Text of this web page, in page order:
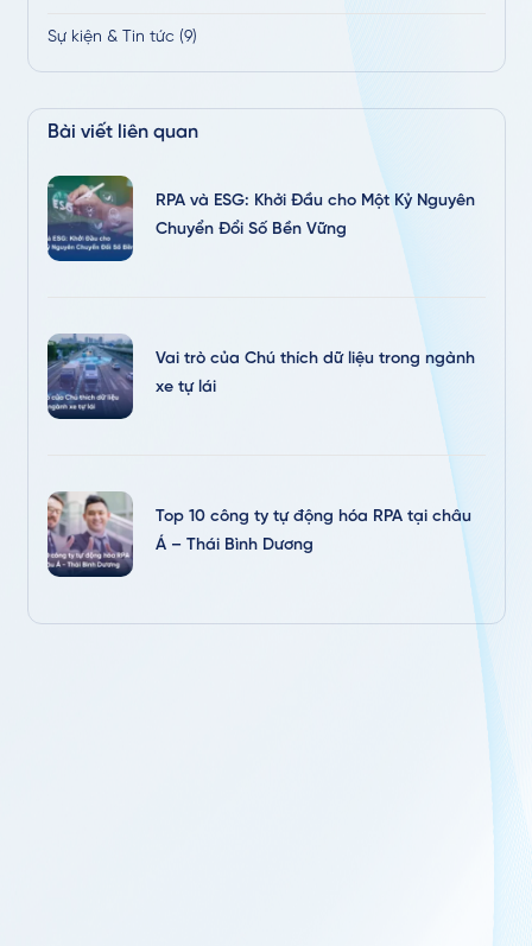
Sự kiện & Tin tức (9)
Bài viết liên quan
RPA và ESG: Khởi Đầu cho Một Kỷ Nguyên
Chuyển Đổi Số Bền Vững
Vai trò của Chú thích dữ liệu trong ngành
xe tự lái
Top 10 công ty tự động hóa RPA tại châu
Á – Thái Bình Dương